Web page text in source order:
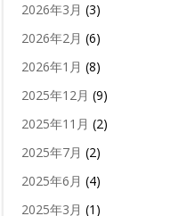
2026年3月 (3)
2026年2月 (6)
2026年1月 (8)
2025年12月 (9)
2025年11月 (2)
2025年7月 (2)
2025年6月 (4)
2025年3月 (1)